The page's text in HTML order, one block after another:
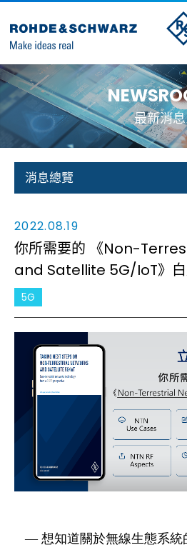
Activities
Contact Us
Member
Calendar
Test and Measurement
Aerospace | Defense |
Broadcast and Media
Cybersecurity
最新消息
消息總覽
2022.08.19
你所需要的 《Non-
and Satellite 5G/IoT》
5G
— 想知道關於無線生態系統